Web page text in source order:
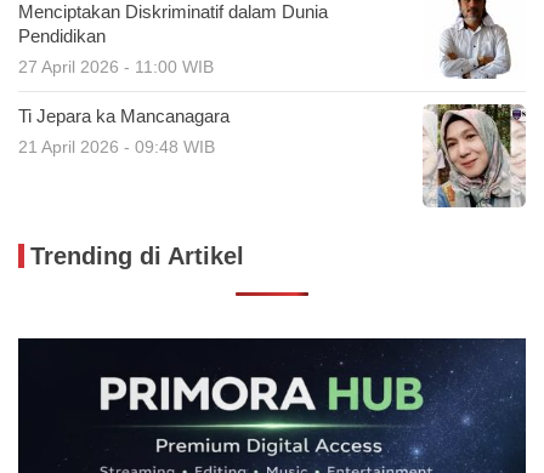
Menciptakan Diskriminatif dalam Dunia
Pendidikan
27 April 2026 - 11:00 WIB
Ti Jepara ka Mancanagara
21 April 2026 - 09:48 WIB
Trending di Artikel